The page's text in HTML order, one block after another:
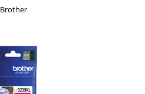
Brother